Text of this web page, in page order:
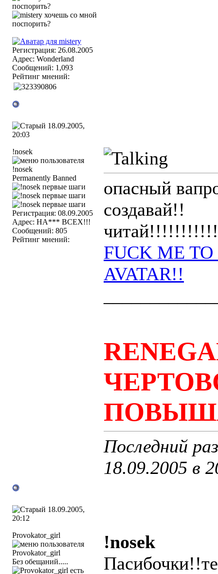
Регистрация: 26.08.2005
Адрес: Wonderland
Сообщений: 1,093
Рейтинг мнений:
18.09.2005,
20:03
!nosek
Permanently Banned
Регистрация: 08.09.2005
Адрес: НА*** ВСЕХ!!!
Сообщений: 805
Рейтинг мнений:
опасный
создавай!!
FUCK ME
AVATAR!!
Последний
18.09.2005 в
18.09.2005,
20:12
Provokator_girl
Без обещаний.....
!nosek